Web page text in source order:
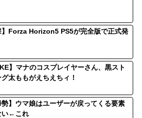
】Forza Horizon5 PS5が完全版で正式発
】マナのコスプレイヤーさん、黒スト
グ太ももがえちえちィ！
勢】ウマ娘はユーザーが戻ってくる要素
い←これ